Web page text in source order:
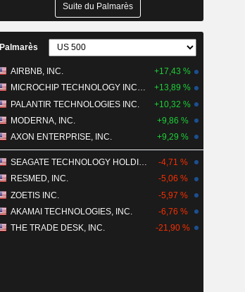
Suite du Palmarès
Palmarès
AIRBNB, INC.
+17,43 %
MICROCHIP TECHNOLOGY INCORPORATED
+13,89 %
PALANTIR TECHNOLOGIES INC.
+10,32 %
MODERNA, INC.
+9,86 %
AXON ENTERPRISE, INC.
+9,29 %
SEAGATE TECHNOLOGY HOLDINGS PLC
-4,71 %
RESMED, INC.
-5,06 %
ZOETIS INC.
-5,97 %
AKAMAI TECHNOLOGIES, INC.
-6,76 %
THE TRADE DESK, INC.
-21,90 %